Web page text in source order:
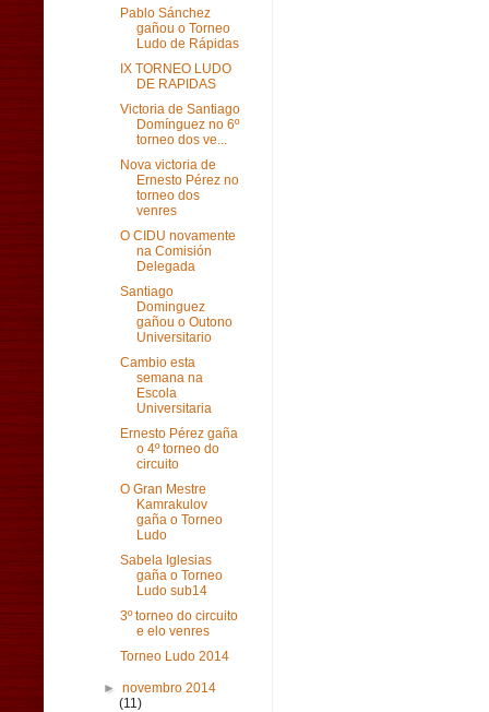
Pablo Sánchez
gañou o Torneo
Ludo de Rápidas
IX TORNEO LUDO
DE RAPIDAS
Victoria de Santiago
Domínguez no 6º
torneo dos ve...
Nova victoria de
Ernesto Pérez no
torneo dos
venres
O CIDU novamente
na Comisión
Delegada
Santiago
Dominguez
gañou o Outono
Universitario
Cambio esta
semana na
Escola
Universitaria
Ernesto Pérez gaña
o 4º torneo do
circuito
O Gran Mestre
Kamrakulov
gaña o Torneo
Ludo
Sabela Iglesias
gaña o Torneo
Ludo sub14
3º torneo do circuito
e elo venres
Torneo Ludo 2014
►novembro 2014
(11)